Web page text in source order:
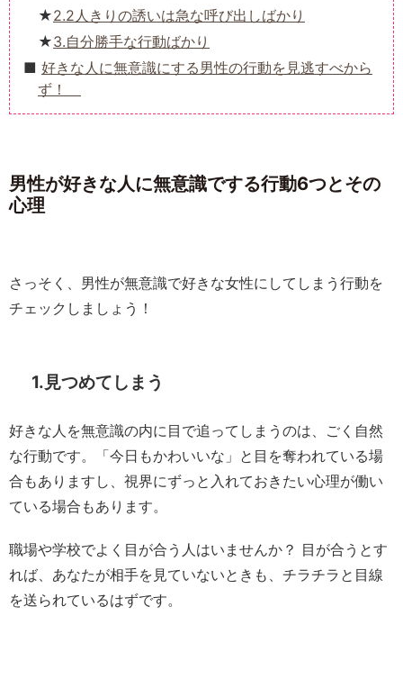
2.2人きりの誘いは急な呼び出しばかり
3.自分勝手な行動ばかり
好きな人に無意識にする男性の行動を見逃すべから
ず！
男性が好きな人に無意識でする行動6つとその
心理
さっそく、男性が無意識で好きな女性にしてしまう行動を
チェックしましょう！
1.見つめてしまう
好きな人を無意識の内に目で追ってしまうのは、ごく自然
な行動です。「今日もかわいいな」と目を奪われている場
合もありますし、視界にずっと入れておきたい心理が働い
ている場合もあります。
職場や学校でよく目が合う人はいませんか？ 目が合うとす
れば、あなたが相手を見ていないときも、チラチラと目線
を送られているはずです。